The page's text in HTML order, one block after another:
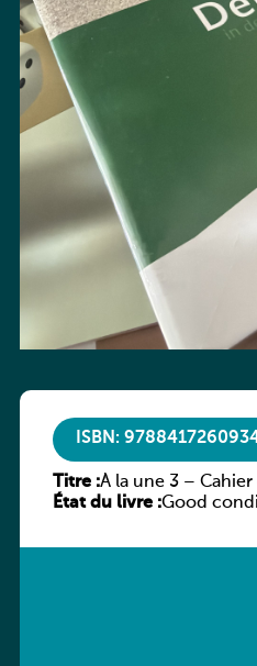
ISBN:
Titre :À la une 3 – Cahier
État du livre :Good